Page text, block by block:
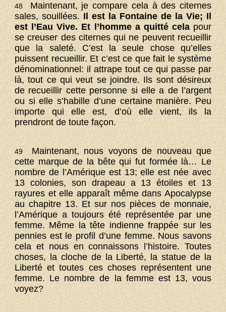
48Maintenant, je compare cela à des citernes
sales, souillées. Il est la Fontaine de la Vie; Il
est l’Eau Vive. Et l’homme a quitté celapour
se creuser des citernes qui ne peuvent recueillir
que la saleté. C’est la seule chose qu’elles
puissent recueillir. Et c’est ce que fait le système
dénominationnel: il attrape tout ce qui passe par
là, tout ce qui veut se joindre. Ils sont désireux
de recueillir cette personne si elle a de l’argent
ou si elle s’habille d’une certaine manière. Peu
importe qui elle est, d’où elle vient, ils la
prendront de toute façon.
49Maintenant, nous voyons de nouveau que
cette marque de la bête qui fut formée là… Le
nombre de l’Amérique est 13; elle est née avec
13 colonies, son drapeau a 13 étoiles et 13
rayures et elle apparaît même dans Apocalypse
au chapitre 13. Et sur nos pièces de monnaie,
l’Amérique a toujours été représentée par une
femme. Même la tête indienne frappée sur les
pennies est le profil d’une femme. Nous savons
cela et nous en connaissons l’histoire. Toutes
choses, la cloche de la Liberté, la statue de la
Liberté et toutes ces choses représentent une
femme. Le nombre de la femme est 13, vous
voyez?